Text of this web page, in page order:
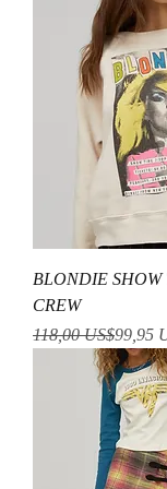
BLONDIE
CREW
Precio
118,00 US$
Precio de oferta
99,95